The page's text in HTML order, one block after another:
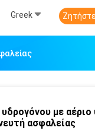
Greek
με αέριο
ασφαλείας